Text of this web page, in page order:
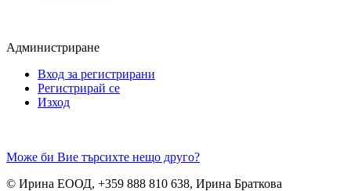
Администриране
Вход за регистрирани
Регистрирай се
Изход
Може би Вие търсихте нещо друго?
© Ирина ЕООД, +359 888 810 638, Ирина Браткова